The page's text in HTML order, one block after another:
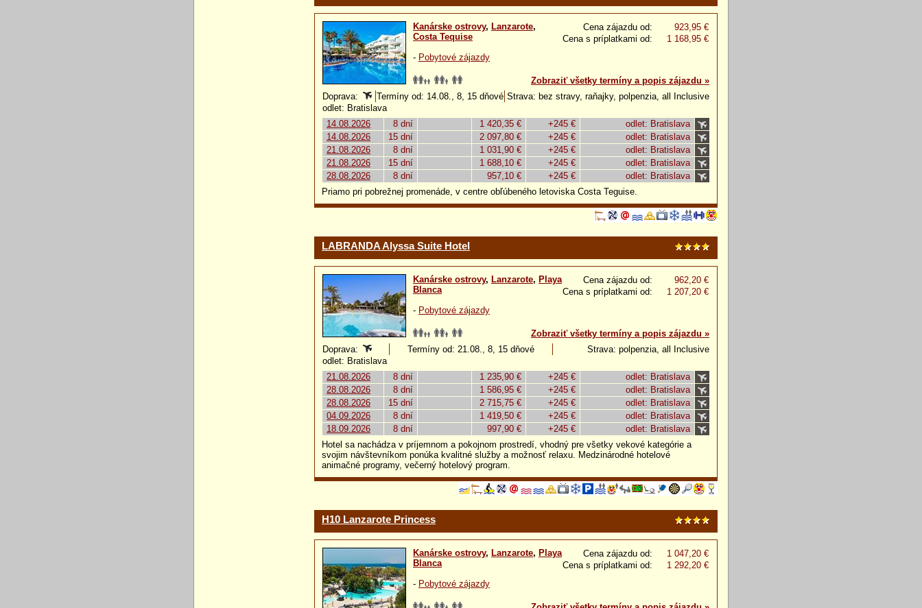
Cena zájazdu od:
923,95 €
Cena s príplatkami od:
1 168,95 €
Kanárske ostrovy, Lanzarote,
Costa Tequise
- Pobytové zájazdy
Zobraziť všetky termíny a popis zájazdu »
Doprava:
Termíny od: 14.08., 8, 15 dňové Strava: bez stravy, raňajky, polpenzia, all Inclusive
odlet: Bratislava
14.08.2026
8 dní 1 420,35 € +245 €
odlet: Bratislava
14.08.2026
15 dní 2 097,80 € +245 €
odlet: Bratislava
21.08.2026
8 dní 1 031,90 € +245 €
odlet: Bratislava
21.08.2026
15 dní 1 688,10 € +245 €
odlet: Bratislava
28.08.2026
8 dní 957,10 € +245 €
odlet: Bratislava
Priamo pri pobrežnej promenáde, v centre obľúbeného letoviska Costa Teguise.
LABRANDA Alyssa Suite Hotel
Cena zájazdu od:
962,20 €
Cena s príplatkami od:
1 207,20 €
Kanárske ostrovy, Lanzarote, Playa
Blanca
- Pobytové zájazdy
Zobraziť všetky termíny a popis zájazdu »
Doprava:
Termíny od: 21.08., 8, 15 dňové
Strava: polpenzia, all Inclusive
odlet: Bratislava
21.08.2026
8 dní 1 235,90 € +245 €
odlet: Bratislava
28.08.2026
8 dní 1 586,95 € +245 €
odlet: Bratislava
28.08.2026
15 dní 2 715,75 € +245 €
odlet: Bratislava
04.09.2026
8 dní 1 419,50 € +245 €
odlet: Bratislava
18.09.2026
8 dní 997,90 € +245 €
odlet: Bratislava
Hotel sa nachádza v príjemnom a pokojnom prostredí, vhodný pre všetky vekové kategórie a
svojim návštevníkom ponúka kvalitné služby a možnosť relaxu. Medzinárodné hotelové
animačné programy, večerný hotelový program.
H10 Lanzarote Princess
Cena zájazdu od:
1 047,20 €
Cena s príplatkami od:
1 292,20 €
Kanárske ostrovy, Lanzarote, Playa
Blanca
- Pobytové zájazdy